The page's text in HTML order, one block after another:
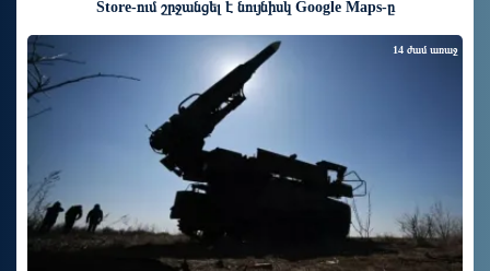
Store-ում շրջանցել է նույնիսկ Google Maps-ը
14 ժամ առաջ